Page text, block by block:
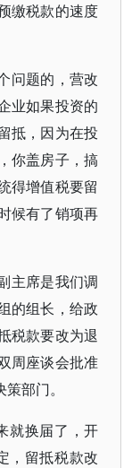
缴税款的速度
问题的，营改
业如果投资的
抵，因为在投
你盖房子，搞
得增值税要留
候有了销项再
主席是我们调
的组长，给政
税款要改为退
周座谈会批准
部门。
就换届了，开
，留抵税款改